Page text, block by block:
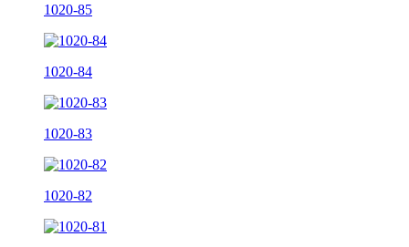
1020-85
1020-84
1020-83
1020-82